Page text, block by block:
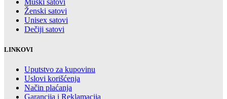
Muški satovi
Ženski satovi
Unisex satovi
Dečiji satovi
LINKOVI
Uputstvo za kupovinu
Uslovi korišćenja
Način plaćanja
Garancija i Reklamacija